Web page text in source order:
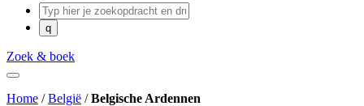
Zoek & boek
Home /België /Belgische Ardennen